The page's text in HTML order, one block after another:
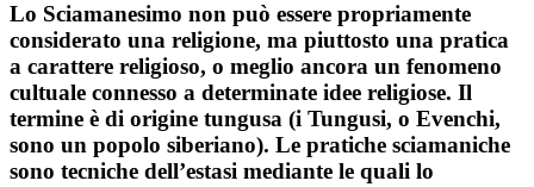
Lo Sciamanesimo non può essere propriamente
considerato una religione, ma piuttosto una pratica
a carattere religioso, o meglio ancora un fenomeno
cultuale connesso a determinate idee religiose. Il
termine è di origine tungusa (i Tungusi, o Evenchi,
sono un popolo siberiano). Le pratiche sciamaniche
sono tecniche dell’estasi mediante le quali lo